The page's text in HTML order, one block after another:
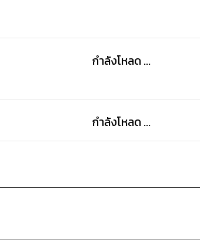
กำลังโหลด ...
กำลังโหลด ...